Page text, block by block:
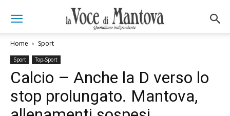
Home Sport
Sport Top-Sport
Calcio – Anche la D verso lo
stop prolungato. Mantova,